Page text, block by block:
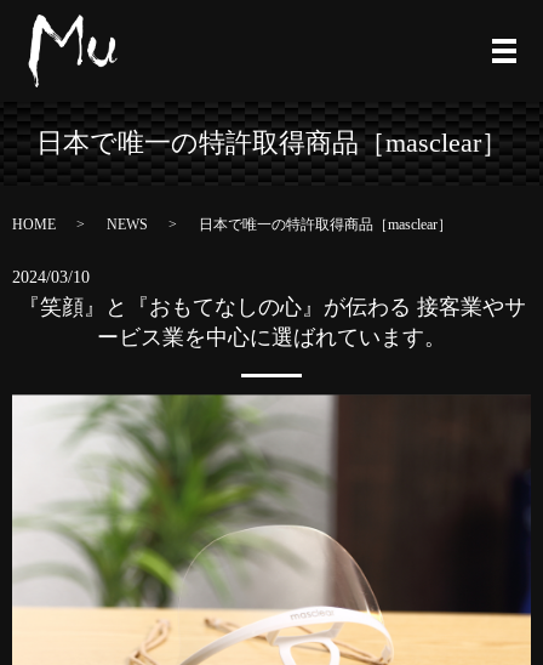
日本で唯一の特許取得商品［masclear］
HOME NEWS 日本で唯一の特許取得商品［masclear］
2024/03/10
『笑顔』と『おもてなしの心』が伝わる 接客業やサ
ービス業を中心に選ばれています。